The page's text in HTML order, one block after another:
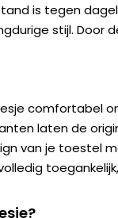
is tegen
stijl. Door
comfortabel
laten de
van je toestel